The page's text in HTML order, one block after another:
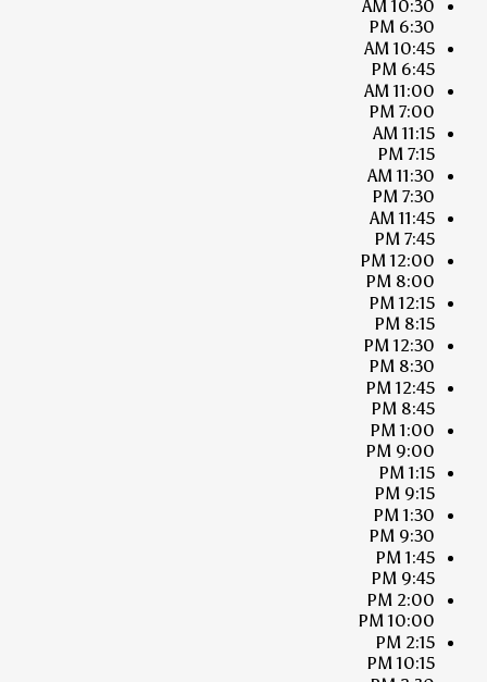
10:30 AM
6:30 PM
10:45 AM
6:45 PM
11:00 AM
7:00 PM
11:15 AM
7:15 PM
11:30 AM
7:30 PM
11:45 AM
7:45 PM
12:00 PM
8:00 PM
12:15 PM
8:15 PM
12:30 PM
8:30 PM
12:45 PM
8:45 PM
1:00 PM
9:00 PM
1:15 PM
9:15 PM
1:30 PM
9:30 PM
1:45 PM
9:45 PM
2:00 PM
10:00 PM
2:15 PM
10:15 PM